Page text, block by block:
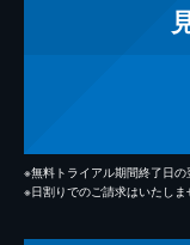
※無料トライアル期間終了日の
※日割りでのご請求はいたしま